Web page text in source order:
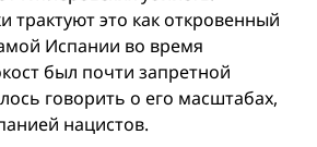
трактуют это как откровенный
Испании во время
был почти запретной
говорить о его масштабах,
нацистов.